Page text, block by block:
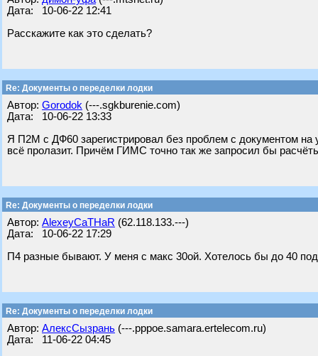
Дата: 10-06-22 12:41
Расскажите как это сделать?
Re: Документы о переделки лодки
Автор: Gorodok (---.sgkburenie.com)
Дата: 10-06-22 13:33
Я П2М с ДФ60 зарегистрировал без проблем с документом на
всё пролазит. Причём ГИМС точно так же запросил бы
Re: Документы о переделки лодки
Автор: AlexeyCaTHaR (62.118.133.---)
Дата: 10-06-22 17:29
П4 разные бывают. У меня с макс 30ой. Хотелось бы до 40
Re: Документы о переделки лодки
Автор: АлексСызрань (---.pppoe.samara.ertelecom.ru)
Дата: 11-06-22 04:45